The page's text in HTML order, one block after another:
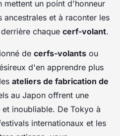
mettent un point d'honneur
ancestrales et à raconter les
chaque cerf-volant.
de cerfs-volants ou
d'en apprendre plus
ateliers de fabrication de
au Japon offrent une
inoubliable. De Tokyo à
internationaux et les